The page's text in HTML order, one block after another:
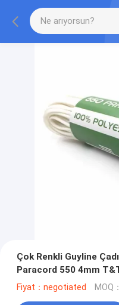
Çok Renkli Guyline
Paracord 550 4mm
Fiyat：negotiated MOQ